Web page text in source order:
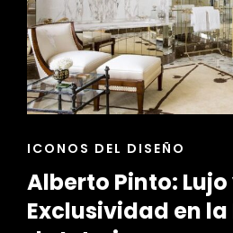
ENLACES
LAS
CATEGORÍAS
ICONOS DEL DISEÑO
Alberto Pinto: Lujo
Exclusividad en